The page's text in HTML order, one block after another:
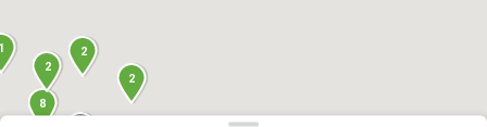
8
2
2
2